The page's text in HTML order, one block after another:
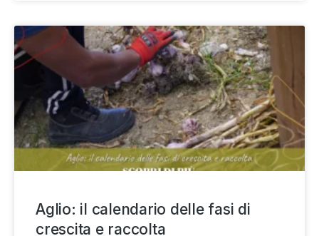
Aglio: il calendario delle fasi di
crescita e raccolta